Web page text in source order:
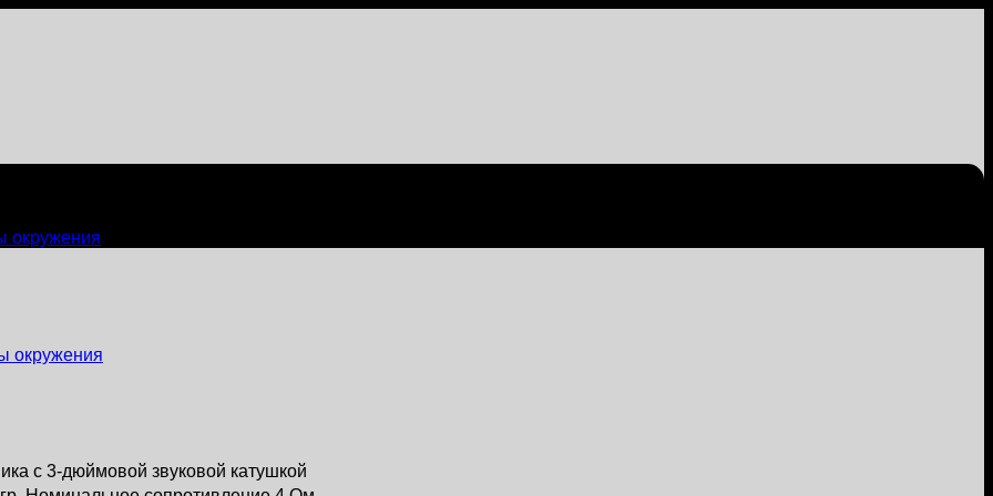
LW 6005
окружения
окружения
с 3-дюймовой звуковой катушкой